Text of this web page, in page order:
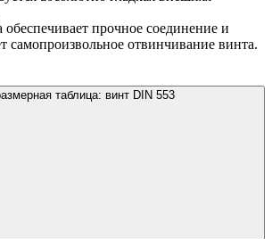
обеспечивает прочное соединение и
самопроизвольное отвинчивание винта.
таблица: винт DIN 553